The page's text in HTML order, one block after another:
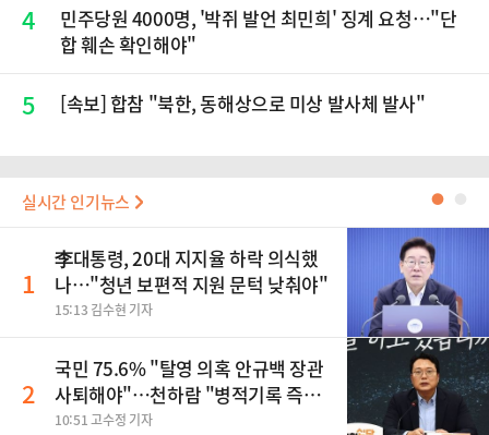
4
민주당원 4000명, '박쥐 발언 최민희' 징계 요청…"단
합 훼손 확인해야"
5 [속보] 합참 "북한, 동해상으로 미상 발사체 발사"
실시간 인기뉴스 ●
1
李대통령, 20대 지지율 하락 의식했
나…"청년 보편적 지원 문턱 낮춰야"
15:13 김수현 기자
2
국민 75.6% "탈영 의혹 안규백 장관
사퇴해야"…천하람 "병적기록 즉각
공개하라"
10:51 고수정 기자